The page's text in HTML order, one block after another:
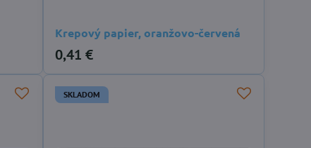
Krepový papier, oranžovo-červená
0,41 €
SKLADOM